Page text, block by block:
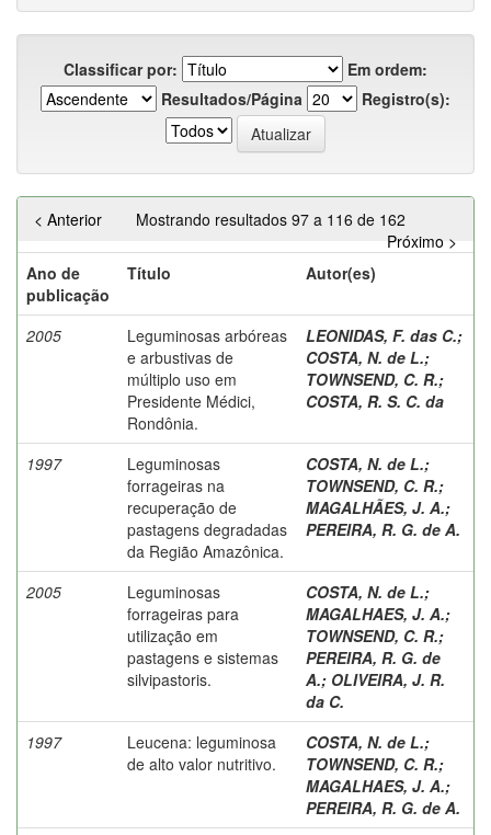
Classificar por:
Em ordem:
Resultados/Página
Registro(s):
Mostrando resultados 97 a 116 de 162
< Anterior
Próximo >
Ano de
publicação
Título Autor(es)
2005
Leguminosas arbóreas
e arbustivas de
múltiplo uso em
Presidente Médici,
Rondônia.
LEONIDAS, F. das C.;
COSTA, N. de L.;
TOWNSEND, C. R.;
COSTA, R. S. C. da
1997
Leguminosas
forrageiras na
recuperação de
pastagens degradadas
da Região Amazônica.
COSTA, N. de L.;
TOWNSEND, C. R.;
MAGALHÃES, J. A.;
PEREIRA, R. G. de A.
2005
Leguminosas
forrageiras para
utilização em
pastagens e sistemas
silvipastoris.
COSTA, N. de L.;
MAGALHAES, J. A.;
TOWNSEND, C. R.;
PEREIRA, R. G. de
A.; OLIVEIRA, J. R.
da C.
1997
Leucena: leguminosa
de alto valor nutritivo.
COSTA, N. de L.;
TOWNSEND, C. R.;
MAGALHAES, J. A.;
PEREIRA, R. G. de A.